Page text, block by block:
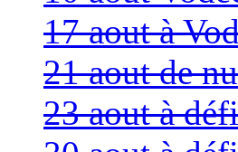
17 aout à
21 aout de
23 aout à